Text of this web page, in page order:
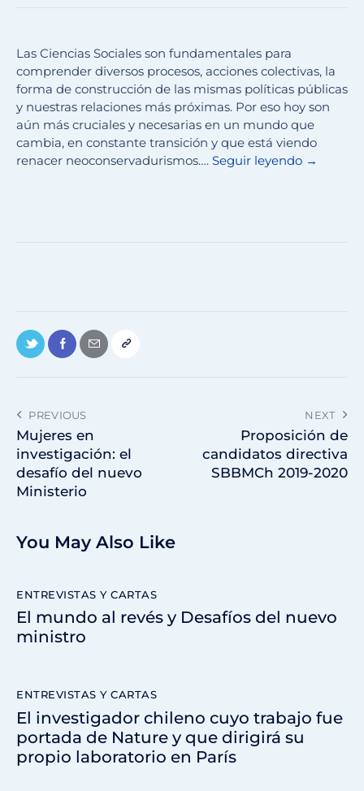
Las Ciencias Sociales son fundamentales para
comprender diversos procesos, acciones colectivas, la
forma de construcción de las mismas políticas públicas
y nuestras relaciones más próximas. Por eso hoy son
aún más cruciales y necesarias en un mundo que
cambia, en constante transición y que está viendo
renacer neoconservadurismos…. Seguir leyendo →
PREVIOUS
Mujeres en
investigación: el
desafío del nuevo
Ministerio
NEXT
Proposición de
candidatos directiva
SBBMCh 2019-2020
You May Also Like
ENTREVISTAS Y CARTAS
El mundo al revés y Desafíos del nuevo
ministro
ENTREVISTAS Y CARTAS
El investigador chileno cuyo trabajo fue
portada de Nature y que dirigirá su
propio laboratorio en París